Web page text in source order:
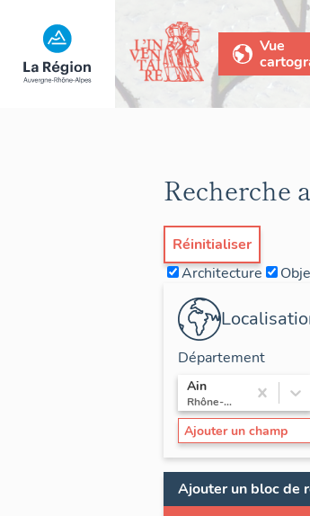
Vue
Recherche
Réinitialiser
Architecture
Département
Ain
Rhône-Alpes
Ajouter un bloc de